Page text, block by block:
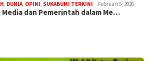
, DUNIA, OPINI, SUKABUMI TERKINI Februari 5, 2026
Media dan Pemerintah dalam Me…